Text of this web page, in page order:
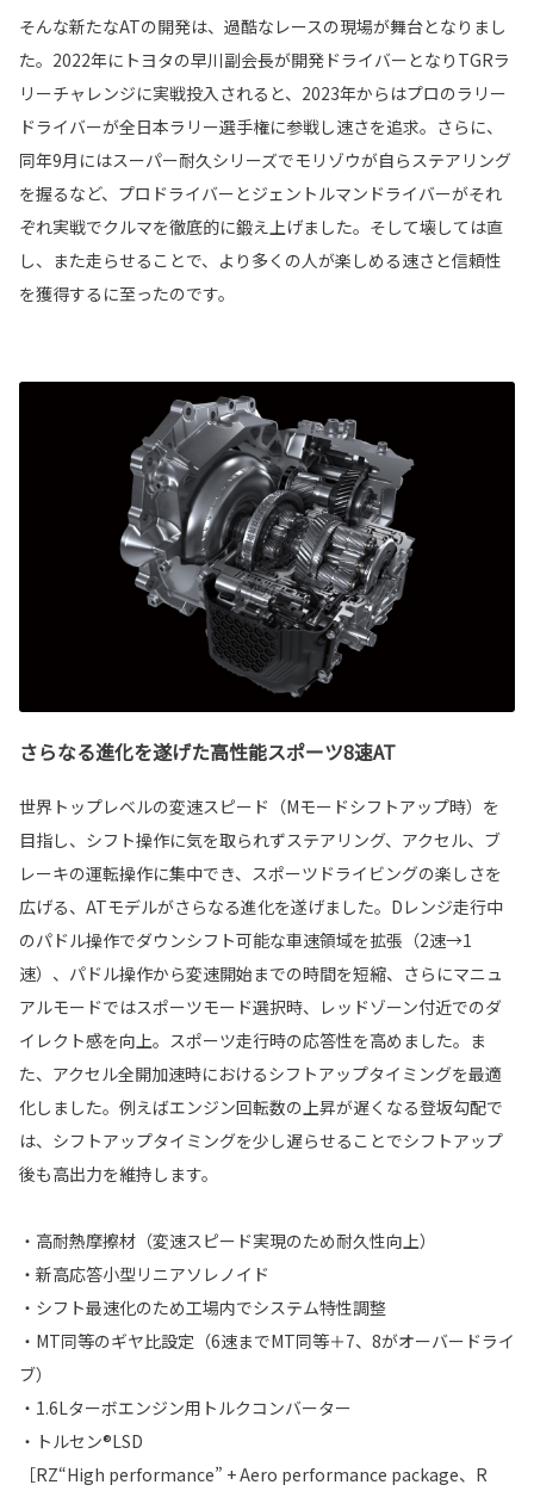
そんな新たなATの開発は、過酷なレースの現場が舞台となりまし
た。2022年にトヨタの早川副会長が開発ドライバーとなりTGRラ
リーチャレンジに実戦投入されると、2023年からはプロのラリー
ドライバーが全日本ラリー選手権に参戦し速さを追求。さらに、
同年9月にはスーパー耐久シリーズでモリゾウが自らステアリング
を握るなど、プロドライバーとジェントルマンドライバーがそれ
ぞれ実戦でクルマを徹底的に鍛え上げました。そして壊しては直
し、また走らせることで、より多くの人が楽しめる速さと信頼性
を獲得するに至ったのです。
さらなる進化を遂げた高性能スポーツ8速AT
世界トップレベルの変速スピード（Mモードシフトアップ時）を
目指し、シフト操作に気を取られずステアリング、アクセル、ブ
レーキの運転操作に集中でき、スポーツドライビングの楽しさを
広げる、ATモデルがさらなる進化を遂げました。Dレンジ走行中
のパドル操作でダウンシフト可能な車速領域を拡張（2速→1
速）、パドル操作から変速開始までの時間を短縮、さらにマニュ
アルモードではスポーツモード選択時、レッドゾーン付近でのダ
イレクト感を向上。スポーツ走行時の応答性を高めました。ま
た、アクセル全開加速時におけるシフトアップタイミングを最適
化しました。例えばエンジン回転数の上昇が遅くなる登坂勾配で
は、シフトアップタイミングを少し遅らせることでシフトアップ
後も高出力を維持します。
・高耐熱摩擦材（変速スピード実現のため耐久性向上）
・新高応答小型リニアソレノイド
・シフト最速化のため工場内でシステム特性調整
・MT同等のギヤ比設定（6速までMT同等＋7、8がオーバードライ
ブ）
・1.6Lターボエンジン用トルクコンバーター
・トルセン®LSD
［RZ“High performance” + Aero performance package、R